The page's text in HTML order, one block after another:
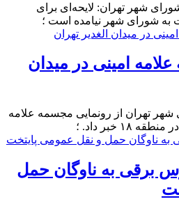
شهر تهران: لایحه‌ای برای
به شورای شهر نیامده است ؛
امینی در میدان
تهران از رونمایی مجسمه علامه
خبر داد. ؛
برقی به ناوگان حمل